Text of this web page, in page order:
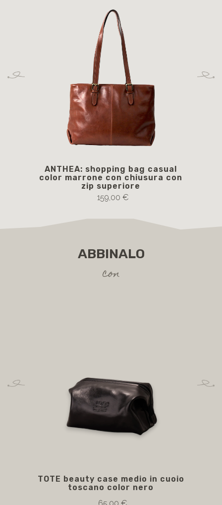
ANTHEA: shopping bag casual
color marrone con chiusura con
zip superiore
159,00 €
ABBINALO
con
TOTE beauty case medio in cuoio
toscano color nero